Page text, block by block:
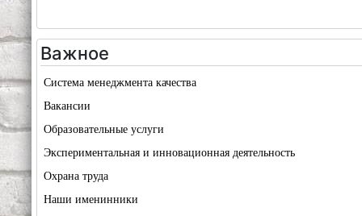
Важное
Система менеджмента качества
Вакансии
Образовательные услуги
Экспериментальная и инновационная деятельность
Охрана труда
Наши именинники